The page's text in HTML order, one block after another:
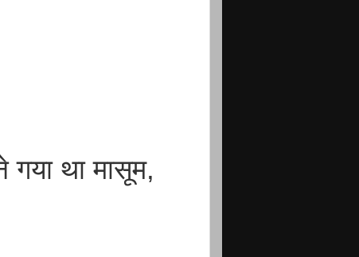
था मासूम,